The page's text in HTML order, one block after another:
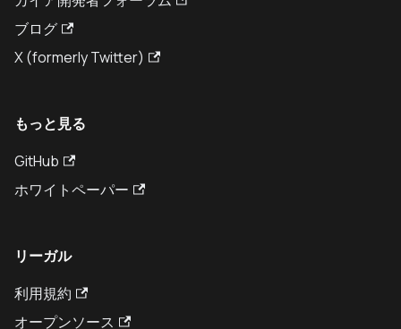
ブログ
X (formerly Twitter)
もっと見る
GitHub
ホワイトペーパー
リーガル
利用規約
オープンソース